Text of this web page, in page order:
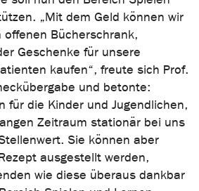
„Mit dem Geld können wir
offenen Bücherschrank,
Geschenke für unsere
kaufen“, freute sich Prof.
und betonte:
für die Kinder und Jugendlichen,
Zeitraum stationär bei uns
Sie können aber
ausgestellt werden,
wie diese überaus dankbar